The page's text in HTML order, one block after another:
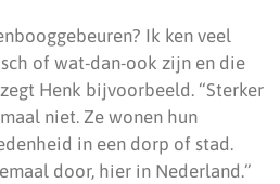
Ik ken veel
of wat-dan-ook zijn en die
Henk bijvoorbeeld. “Sterker
niet. Ze wonen hun
in een dorp of stad.
door, hier in Nederland.”